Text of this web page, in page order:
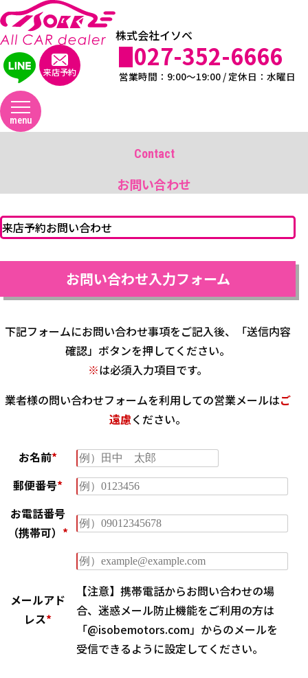
株式会社イソベ
来店予約 027-352-6666
営業時間：9:00～19:00 / 定休日：水曜日
menu
お問い合わせ
Contact
来店予約お問い合わせ
お問い合わせ入力フォーム
下記フォームにお問い合わせ事項をご記入後、「送信内容
確認」ボタンを押してください。
※は必須入力項目です。
業者様の問い合わせフォームを利用しての営業メールはご
遠慮ください。
お名前*
郵便番号*
お電話番号
（携帯可） *
メールアド
レス*
【注意】携帯電話からお問い合わせの場
合、迷惑メール防止機能をご利用の方は
「@isobemotors.com」からのメールを
受信できるように設定してください。